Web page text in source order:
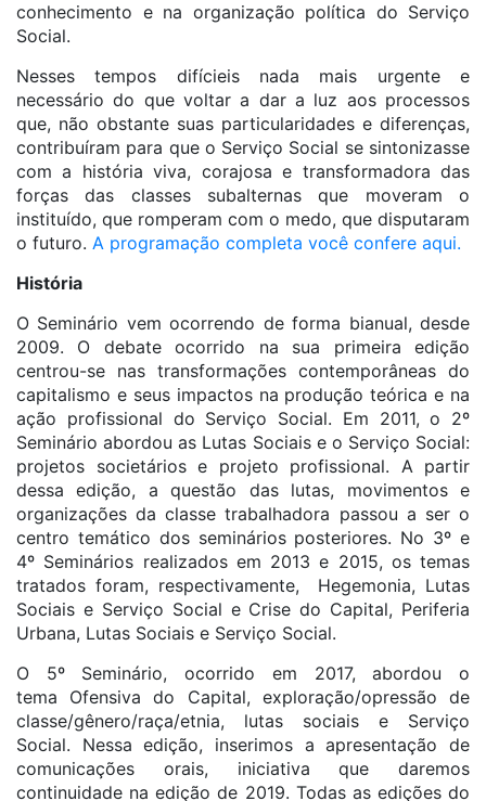
conhecimento e na organização política do Serviço
Social.
Nesses tempos difícieis nada mais urgente e
necessário do que voltar a dar a luz aos processos
que, não obstante suas particularidades e diferenças,
contribuíram para que o Serviço Social se sintonizasse
com a história viva, corajosa e transformadora das
forças das classes subalternas que moveram o
instituído, que romperam com o medo, que disputaram
o futuro. A programação completa você confere aqui.
História
O Seminário vem ocorrendo de forma bianual, desde
2009. O debate ocorrido na sua primeira edição
centrou-se nas transformações contemporâneas do
capitalismo e seus impactos na produção teórica e na
ação profissional do Serviço Social. Em 2011, o 2º
Seminário abordou as Lutas Sociais e o Serviço Social:
projetos societários e projeto profissional. A partir
dessa edição, a questão das lutas, movimentos e
organizações da classe trabalhadora passou a ser o
centro temático dos seminários posteriores. No 3º e
4º Seminários realizados em 2013 e 2015, os temas
tratados foram, respectivamente, Hegemonia, Lutas
Sociais e Serviço Social e Crise do Capital, Periferia
Urbana, Lutas Sociais e Serviço Social.
O 5º Seminário, ocorrido em 2017, abordou o
tema Ofensiva do Capital, exploração/opressão de
classe/gênero/raça/etnia, lutas sociais e Serviço
Social. Nessa edição, inserimos a apresentação de
comunicações orais, iniciativa que daremos
continuidade na edição de 2019. Todas as edições do